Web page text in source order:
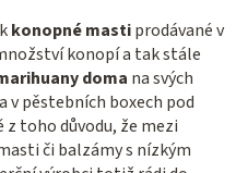
konopné mastiprodávané v
konopí a tak stále
doma na svých
v pěstebních boxech pod
toho důvodu, že mezi
či balzámy s nízkým